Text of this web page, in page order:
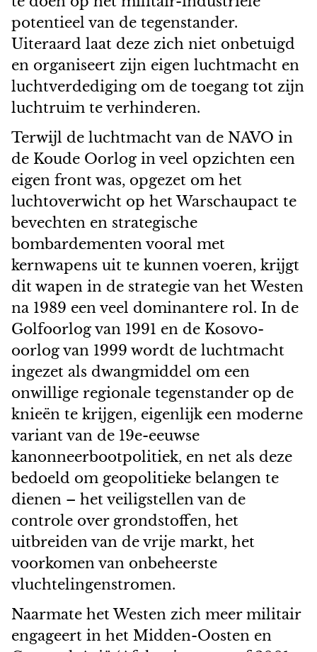
potentieel van de tegenstander.
Uiteraard laat deze zich niet onbetuigd
en organiseert zijn eigen luchtmacht en
luchtverdediging om de toegang tot zijn
luchtruim te verhinderen.
Terwijl de luchtmacht van de NAVO in
de Koude Oorlog in veel opzichten een
eigen front was, opgezet om het
luchtoverwicht op het Warschaupact te
bevechten en strategische
bombardementen vooral met
kernwapens uit te kunnen voeren, krijgt
dit wapen in de strategie van het Westen
na 1989 een veel dominantere rol. In de
Golfoorlog van 1991 en de Kosovo-
oorlog van 1999 wordt de luchtmacht
ingezet als dwangmiddel om een
onwillige regionale tegenstander op de
knieën te krijgen, eigenlijk een moderne
variant van de 19e-eeuwse
kanonneerbootpolitiek, en net als deze
bedoeld om geopolitieke belangen te
dienen – het veiligstellen van de
controle over grondstoffen, het
uitbreiden van de vrije markt, het
voorkomen van onbeheerste
vluchtelingenstromen.
Naarmate het Westen zich meer militair
engageert in het Midden-Oosten en